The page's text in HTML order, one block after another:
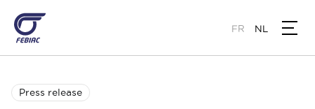
naar
de
gaan
FR NL
Press release